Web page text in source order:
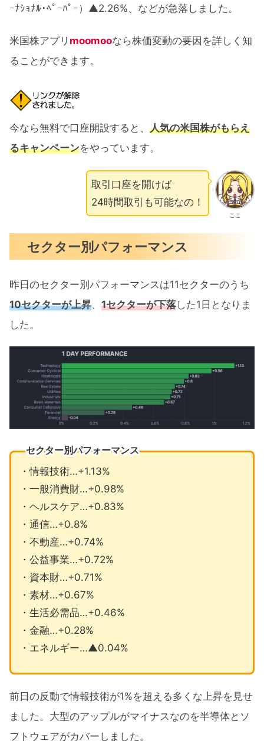
ｰﾅｼｮﾅﾙ･ﾍﾟｰﾊﾟｰ）▲2.26%、などが急落しました。
米国株アプリ moomooなら株価変動の要因を詳しく知
ることができます。
今なら無料で口座開設すると、 人気の米国株がもらえ
るキャンペーンをやっています。
ここ
取引口座を開けば
24時間取引も可能なの！
セクター別パフォーマンス
昨日のセクター別パフォーマンスは11セクターのうち
10セクターが上昇、 1セクターが下落した1日となりま
した。
セクター別パフォーマンス
・情報技術…+1.13%
・一般消費財…+0.98%
・ヘルスケア…+0.83%
・通信…+0.8%
・不動産…+0.74%
・公益事業…+0.72%
・資本財…+0.71%
・素材…+0.67%
・生活必需品…+0.46%
・金融…+0.28%
・エネルギー…▲0.04%
前日の反動で情報技術が1%を超える多くな上昇を見せ
ました。大型のアップルがマイナスなのを半導体とソ
フトウェアがカバーしました。